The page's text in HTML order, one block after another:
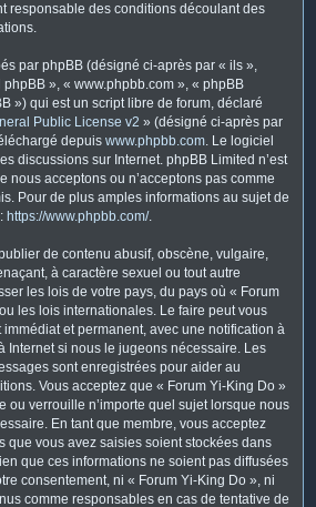
responsable des conditions découlant des
par phpBB (désigné ci-après par « ils »,
», « www.phpbb.com », « phpBB
») qui est un script libre de forum, déclaré
Public License v2 » (désigné ci-après par
depuis www.phpbb.com. Le logiciel
discussions sur Internet. phpBB Limited n’est
nous acceptons ou n’acceptons pas comme
Pour de plus amples informations au sujet de
https://www.phpbb.com/.
de contenu abusif, obscène, vulgaire,
à caractère sexuel ou tout autre
les lois de votre pays, du pays où « Forum
les lois internationales. Le faire peut vous
et permanent, avec une notification à
Internet si nous le jugeons nécessaire. Les
sont enregistrées pour aider au
Vous acceptez que « Forum Yi-King Do »
ou verrouille n’importe quel sujet lorsque nous
En tant que membre, vous acceptez
que vous avez saisies soient stockées dans
que ces informations ne soient pas diffusées
consentement, ni « Forum Yi-King Do », ni
comme responsables en cas de tentative de